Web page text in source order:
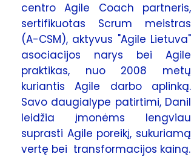
centro Agile Coach partneris,
sertifikuotas Scrum meistras
(A-CSM), aktyvus "Agile Lietuva"
asociacijos narys bei Agile
praktikas, nuo 2008 metų
kuriantis Agile darbo aplinką.
Savo daugialype patirtimi, Danil
leidžia įmonėms lengviau
suprasti Agile poreikį, sukuriamą
vertę bei transformacijos kainą.